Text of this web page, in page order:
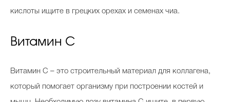
кислоты ищите в грецких орехах и семенах чиа.
Витамин С
Витамин С – это строительный материал для коллагена,
который помогает организму при построении костей и